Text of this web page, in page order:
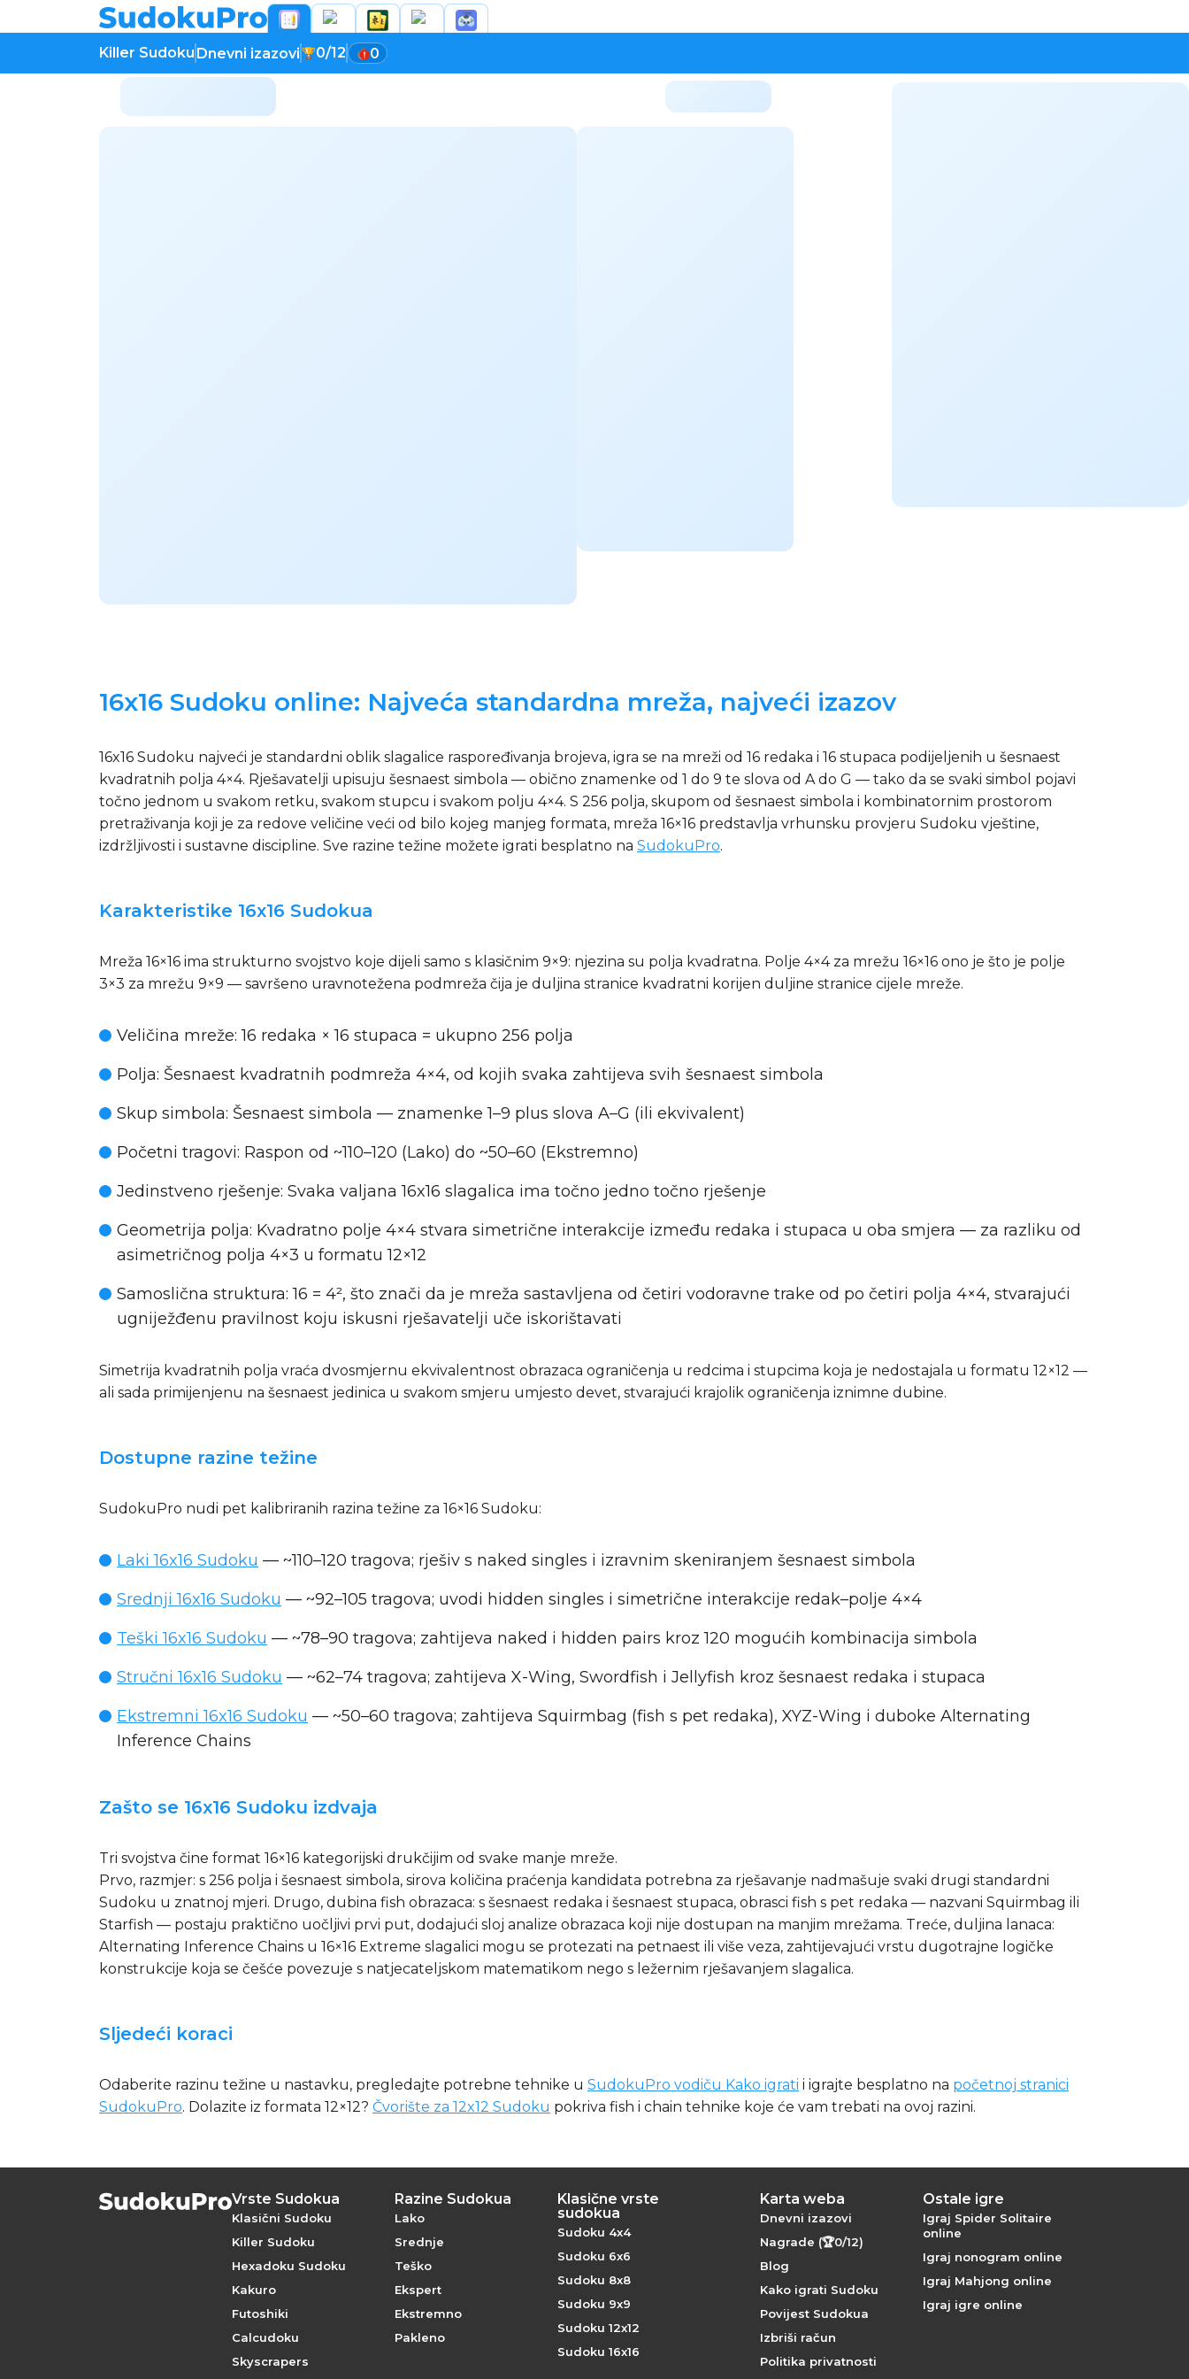
Killer Sudoku Dnevni izazovi 0/12 0
16x16 Sudoku online: Najveća standardna mreža, najveći izazov
16x16 Sudoku najveći je standardni oblik slagalice raspoređivanja brojeva, igra se na mreži od 16 redaka i 16 stupaca podijeljenih u šesnaest
kvadratnih polja 4×4. Rješavatelji upisuju šesnaest simbola — obično znamenke od 1 do 9 te slova od A do G — tako da se svaki simbol pojavi
točno jednom u svakom retku, svakom stupcu i svakom polju 4×4. S 256 polja, skupom od šesnaest simbola i kombinatornim prostorom
pretraživanja koji je za redove veličine veći od bilo kojeg manjeg formata, mreža 16×16 predstavlja vrhunsku provjeru Sudoku vještine,
izdržljivosti i sustavne discipline. Sve razine težine možete igrati besplatno na SudokuPro.
Karakteristike 16x16 Sudokua
Mreža 16×16 ima strukturno svojstvo koje dijeli samo s klasičnim 9×9: njezina su polja kvadratna. Polje 4×4 za mrežu 16×16 ono je što je polje
3×3 za mrežu 9×9 — savršeno uravnotežena podmreža čija je duljina stranice kvadratni korijen duljine stranice cijele mreže.
Veličina mreže: 16 redaka × 16 stupaca = ukupno 256 polja
Polja: Šesnaest kvadratnih podmreža 4×4, od kojih svaka zahtijeva svih šesnaest simbola
Skup simbola: Šesnaest simbola — znamenke 1–9 plus slova A–G (ili ekvivalent)
Početni tragovi: Raspon od ~110–120 (Lako) do ~50–60 (Ekstremno)
Jedinstveno rješenje: Svaka valjana 16x16 slagalica ima točno jedno točno rješenje
Geometrija polja: Kvadratno polje 4×4 stvara simetrične interakcije između redaka i stupaca u oba smjera — za razliku od
asimetričnog polja 4×3 u formatu 12×12
Samoslična struktura: 16 = 4², što znači da je mreža sastavljena od četiri vodoravne trake od po četiri polja 4×4, stvarajući
ugniježđenu pravilnost koju iskusni rješavatelji uče iskorištavati
Simetrija kvadratnih polja vraća dvosmjernu ekvivalentnost obrazaca ograničenja u redcima i stupcima koja je nedostajala u formatu 12×12 —
ali sada primijenjenu na šesnaest jedinica u svakom smjeru umjesto devet, stvarajući krajolik ograničenja iznimne dubine.
Dostupne razine težine
SudokuPro nudi pet kalibriranih razina težine za 16×16 Sudoku:
Laki 16x16 Sudoku — ~110–120 tragova; rješiv s naked singles i izravnim skeniranjem šesnaest simbola
Srednji 16x16 Sudoku — ~92–105 tragova; uvodi hidden singles i simetrične interakcije redak–polje 4×4
Teški 16x16 Sudoku — ~78–90 tragova; zahtijeva naked i hidden pairs kroz 120 mogućih kombinacija simbola
Stručni 16x16 Sudoku — ~62–74 tragova; zahtijeva X-Wing, Swordfish i Jellyfish kroz šesnaest redaka i stupaca
Ekstremni 16x16 Sudoku — ~50–60 tragova; zahtijeva Squirmbag (fish s pet redaka), XYZ-Wing i duboke Alternating
Inference Chains
Zašto se 16x16 Sudoku izdvaja
Tri svojstva čine format 16×16 kategorijski drukčijim od svake manje mreže.
Prvo, razmjer: s 256 polja i šesnaest simbola, sirova količina praćenja kandidata potrebna za rješavanje nadmašuje svaki drugi standardni
Sudoku u znatnoj mjeri. Drugo, dubina fish obrazaca: s šesnaest redaka i šesnaest stupaca, obrasci fish s pet redaka — nazvani Squirmbag ili
Starfish — postaju praktično uočljivi prvi put, dodajući sloj analize obrazaca koji nije dostupan na manjim mrežama. Treće, duljina lanaca:
Alternating Inference Chains u 16×16 Extreme slagalici mogu se protezati na petnaest ili više veza, zahtijevajući vrstu dugotrajne logičke
konstrukcije koja se češće povezuje s natjecateljskom matematikom nego s ležernim rješavanjem slagalica.
Sljedeći koraci
Odaberite razinu težine u nastavku, pregledajte potrebne tehnike u SudokuPro vodiču Kako igrati i igrajte besplatno na početnoj stranici
SudokuPro. Dolazite iz formata 12×12? Čvorište za 12x12 Sudoku pokriva fish i chain tehnike koje će vam trebati na ovoj razini.
Vrste Sudokua
Klasični Sudoku
Killer Sudoku
Hexadoku Sudoku
Kakuro
Futoshiki
Calcudoku
Skyscrapers
Razine Sudokua
Lako
Srednje
Teško
Ekspert
Ekstremno
Pakleno
Klasične vrste
sudokua
Sudoku 4x4
Sudoku 6x6
Sudoku 8x8
Sudoku 9x9
Sudoku 12x12
Sudoku 16x16
Karta weba
Dnevni izazovi
Nagrade (🏆0/12)
Blog
Kako igrati Sudoku
Povijest Sudokua
Izbriši račun
Politika privatnosti
Ostale igre
Igraj Spider Solitaire
online
Igraj nonogram online
Igraj Mahjong online
Igraj igre online